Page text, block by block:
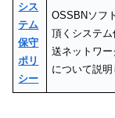
シス
テム
保守
ポリ
シー
OSSBNソフ
頂くシステ
送ネットワ
について説明